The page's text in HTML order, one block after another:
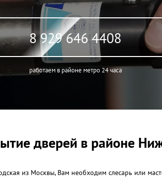
8 929 646 4408
работаем в районе метро 24 часа
дверей в районе
из Москвы, Вам необходим слесарь или